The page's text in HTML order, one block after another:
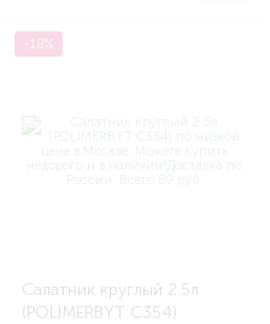
-18%
Салатник круглый 2.5л
(POLIMERBYT C354)